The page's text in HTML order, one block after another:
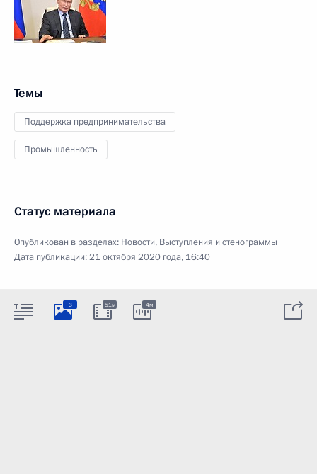
Темы
Поддержка предпринимательства
Промышленность
Статус материала
Опубликован в разделах: Новости, Выступления и стенограммы
Дата публикации:21 октября 2020 года, 16:40
3 51м 4м